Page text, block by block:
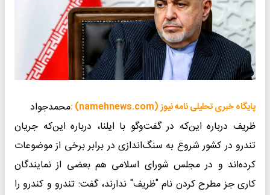
پایگاه خبری تحلیلی نامه نیوز (namehnews.com) :
محمدجواد
ظریف درباره این‌که در گفت‌و‌گو با ایلنا، درباره این‌که جریان
تندرو در کشور شروع به سنگ‌اندازی در برابر برخی از موضوعات
کرده‌اند و در مجلس شورای اسلامی هم بعضی از نمایندگان
کاری جز مطرح کردن نام "ظریف" ندارند، گفت: تندرو و کندرو را